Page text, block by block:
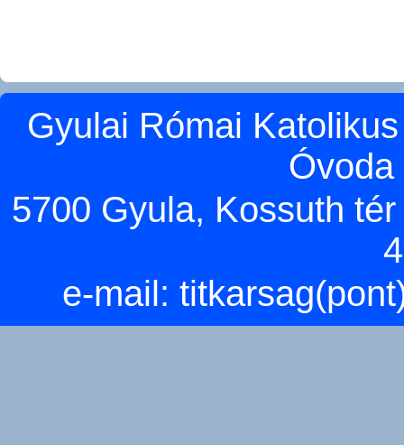
Gyulai Római
5700 Gyula, Kossuth
e-mail: